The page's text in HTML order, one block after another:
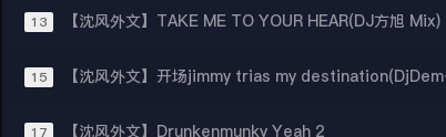
13 【沈风外文】TAKE ME TO YOUR HEAR(DJ方旭 Mix)
15 【沈
17 【沈风外文】Drunkenmunky Yeah 2